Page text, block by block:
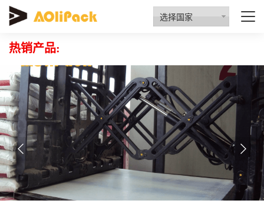
选择国家
质量检验 资质认证 行业动态 招商代理
热销产品: